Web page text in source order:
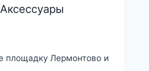
площадку Лермонтово и